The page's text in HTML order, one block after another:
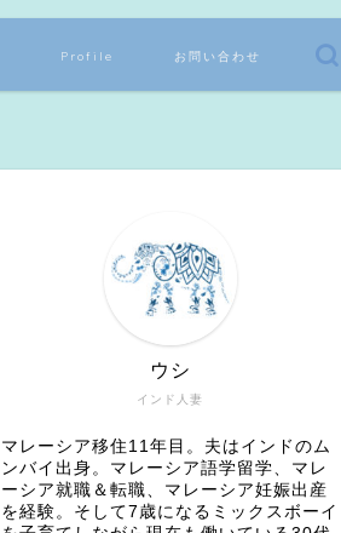
Profile お問い合わせ
インド人妻
ウシ
マレーシア移住11年目。夫はインドのム
ンバイ出身。マレーシア語学留学、マレ
ーシア就職＆転職、マレーシア妊娠出産
を経験。そして7歳になるミックスボーイ